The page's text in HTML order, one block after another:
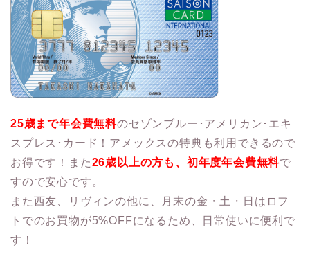
25歳まで年会費無料のセゾンブルー･アメリカン･エキ
スプレス･カード！アメックスの特典も利用できるので
お得です！また26歳以上の方も、初年度年会費無料で
すので安心です。
また西友、リヴィンの他に、月末の金・土・日はロフ
トでのお買物が5%OFFになるため、日常使いに便利で
す！